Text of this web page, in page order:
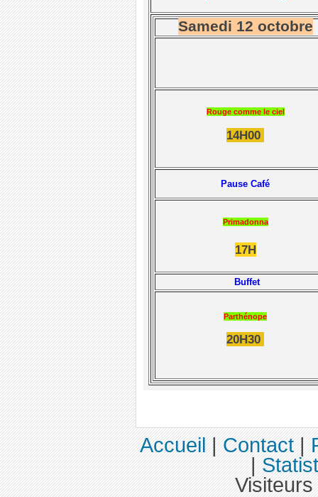
Samedi 12 octobre
Rouge comme le ciel
14H00
Pause Café
Primadonna
17H
Buffet
Parthénope
20H30
Accueil|Contact|
|